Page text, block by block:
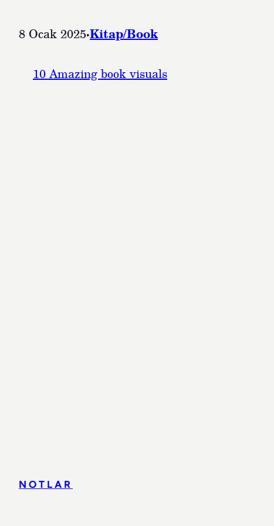
8 Ocak 2025·Kitap/Book
10 Amazing book visuals
NOTLAR